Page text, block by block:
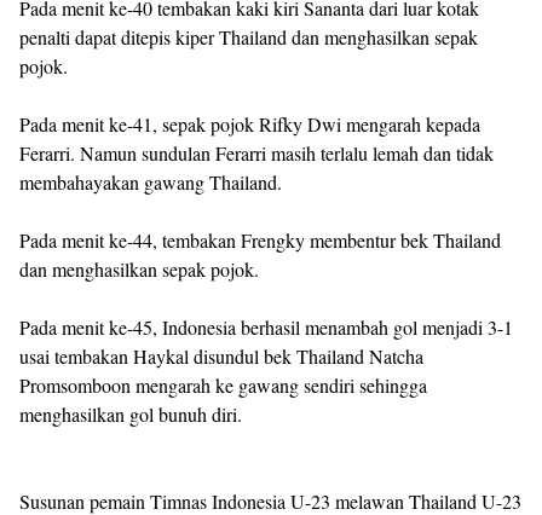
Pada menit ke-40 tembakan kaki kiri Sananta dari luar kotak
penalti dapat ditepis kiper Thailand dan menghasilkan sepak
pojok.
Pada menit ke-41, sepak pojok Rifky Dwi mengarah kepada
Ferarri. Namun sundulan Ferarri masih terlalu lemah dan tidak
membahayakan gawang Thailand.
Pada menit ke-44, tembakan Frengky membentur bek Thailand
dan menghasilkan sepak pojok.
Pada menit ke-45, Indonesia berhasil menambah gol menjadi 3-1
usai tembakan Haykal disundul bek Thailand Natcha
Promsomboon mengarah ke gawang sendiri sehingga
menghasilkan gol bunuh diri.
Susunan pemain Timnas Indonesia U-23 melawan Thailand U-23